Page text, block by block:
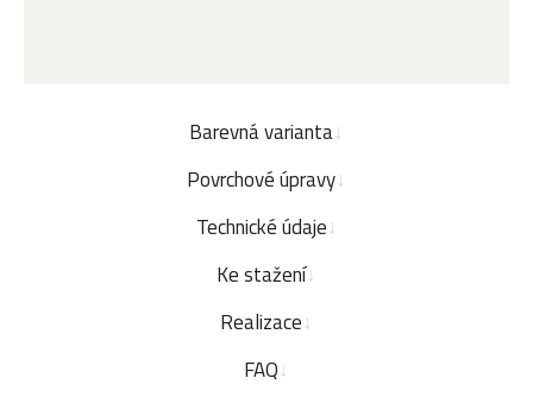
Barevná varianta
Povrchové úpravy
Technické údaje
Ke stažení
Realizace
FAQ